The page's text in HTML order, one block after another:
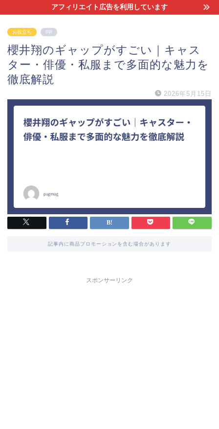
アフィリエイト広告を利用しています
お役立ち PR
櫻井翔のギャップがすごい｜キャス
ター・俳優・私服まで多面的な魅力を
徹底解説
2026年5月15日
記事内に商品プロモーションを含む場合があります
スポンサーリンク